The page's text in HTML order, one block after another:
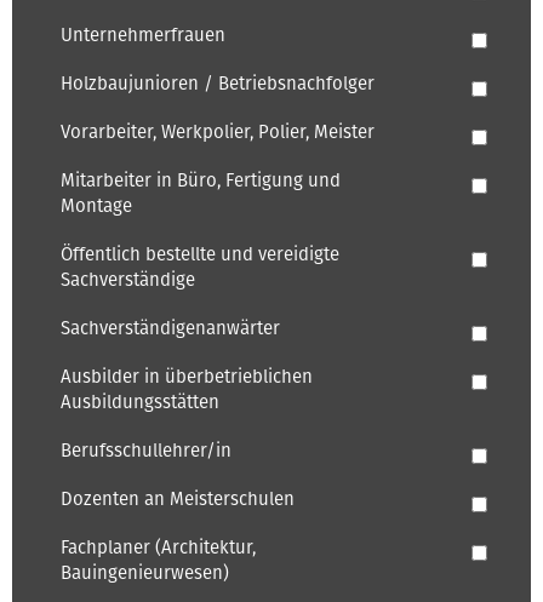
Unternehmerfrauen
Holzbaujunioren / Betriebsnachfolger
Vorarbeiter, Werkpolier, Polier, Meister
Mitarbeiter in Büro, Fertigung und
Montage
Öffentlich bestellte und vereidigte
Sachverständige
Sachverständigenanwärter
Ausbilder in überbetrieblichen
Ausbildungsstätten
Berufsschullehrer/in
Dozenten an Meisterschulen
Fachplaner (Architektur,
Bauingenieurwesen)